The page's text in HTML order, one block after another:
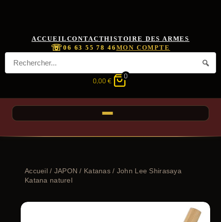
ACCUEIL CONTACTHISTOIRE DES ARMES
☏06 63 55 78 46 MON COMPTE
0,00 €
0
Accueil/ JAPON / Katanas / John Lee Shirasaya
Katana naturel